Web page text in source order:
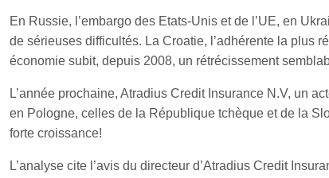
En Russie, l’embargo des Etats-Unis et de l’UE, en
de sérieuses difficultés. La Croatie, l’adhérente la plus
économie subit, depuis 2008, un rétrécissement
L’année prochaine, Atradius Credit Insurance N.V, un
en Pologne, celles de la République tchèque et de la
forte croissance!
L’analyse cite l’avis du directeur d’Atradius Credit